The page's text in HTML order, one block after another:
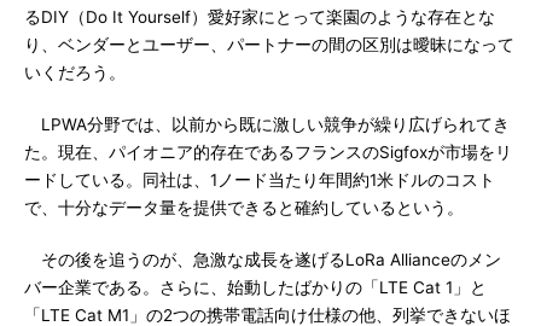
るDIY（Do It Yourself）愛好家にとって楽園のような存在とな
り、ベンダーとユーザー、パートナーの間の区別は曖昧になって
いくだろう。
LPWA分野では、以前から既に激しい競争が繰り広げられてき
た。現在、パイオニア的存在であるフランスのSigfoxが市場をリ
ードしている。同社は、1ノード当たり年間約1米ドルのコスト
で、十分なデータ量を提供できると確約しているという。
その後を追うのが、急激な成長を遂げるLoRa Allianceのメン
バー企業である。さらに、始動したばかりの「LTE Cat 1」と
「LTE Cat M1」の2つの携帯電話向け仕様の他、列挙できないほ